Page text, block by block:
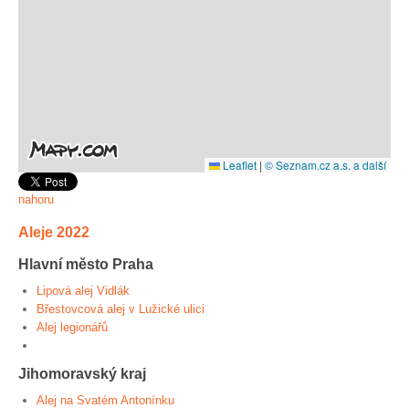
Leaflet | © Seznam.cz a.s. a další
nahoru
Aleje 2022
Hlavní město Praha
Lipová alej Vidlák
Břestovcová alej v Lužické ulici
Alej legionářů
Jihomoravský kraj
Alej na Svatém Antonínku